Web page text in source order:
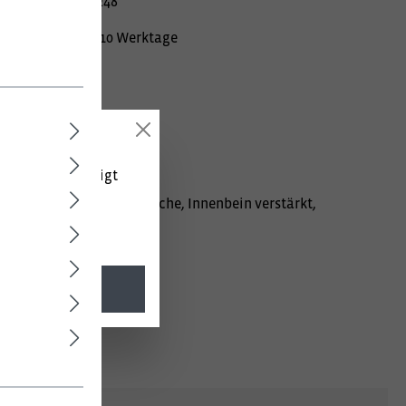
Lieferzeit ca. 10 Werktage
mit Patte, Schenkeltasche, Innenbein verstärkt,
(netto) angezeigt